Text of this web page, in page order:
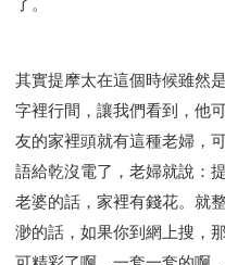
了。
其實提摩太在這個時候雖然
字裡行間，讓我們看到，他
友的家裡頭就有這種老婦，
語給乾沒電了，老婦就說：
老婆的話，家裡有錢花。就
渺的話，如果你到網上搜，